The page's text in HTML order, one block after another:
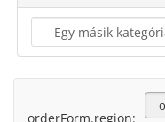
orderForm.region: